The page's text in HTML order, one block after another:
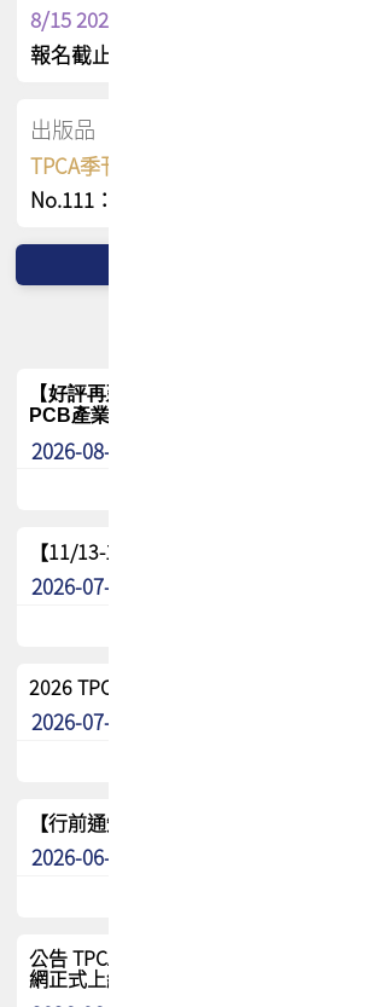
8/15 2026 TPCA健康盃保齡球聯誼賽
報名截止日 : 8/3 活動日期 : 8/15
出版品
TPCA季刊 FREE 線上版
No.111：PCB全球風險布局與韌性
【好評再延長】PCB GPT 全面開放體驗
PCB產業專屬 AI 知識平台
2026-08-04
【11/13-15】2026 TPCA 百岳登頂_南橫
2026-07-22
2026 TPCA中南區會員問卷暨7/31交流餐
2026-07-08
【行前通知】8/15(六) 2026 TPCA健康盃
2026-06-29
公告 TPCA 台灣電路板協會官網將迎來新
網正式上線！